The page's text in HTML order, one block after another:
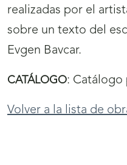
realizadas por el
sobre un texto del
Evgen Bavcar.
CATÁLOGO: Catálogo
Volver a la lista de